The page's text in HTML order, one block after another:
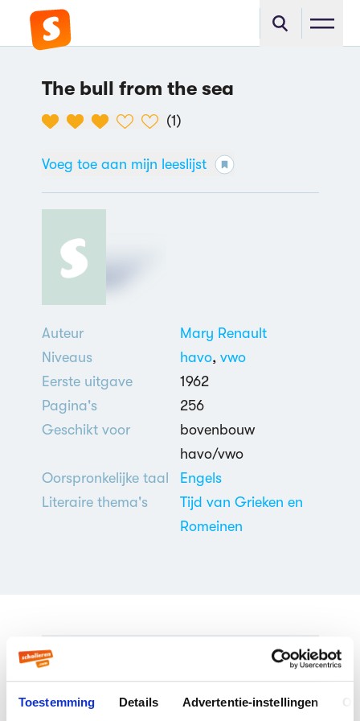
Toestemming Details Advertentie-instellingen
The bull from the sea
(1)
Voeg toe aan mijn leeslijst
Auteur
Mary Renault
Niveaus
havo, vwo
Eerste uitgave
1962
Pagina's
256
Geschikt voor
bovenbouw
havo/vwo
Oorspronkelijke taal
Engels
Literaire thema's
Tijd van Grieken en
Romeinen
Veelgestelde vragen over
The bull from the sea